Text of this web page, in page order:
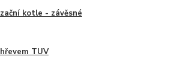
kotle - závěsné
TUV